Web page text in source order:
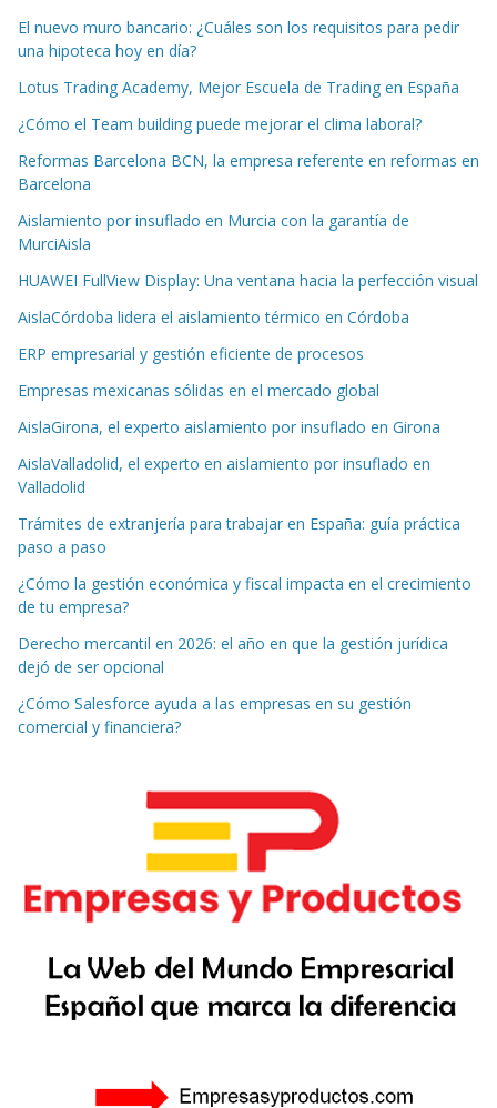
El nuevo muro bancario: ¿Cuáles son los requisitos para pedir
una hipoteca hoy en día?
Lotus Trading Academy, Mejor Escuela de Trading en España
¿Cómo el Team building puede mejorar el clima laboral?
Reformas Barcelona BCN, la empresa referente en reformas en
Barcelona
Aislamiento por insuflado en Murcia con la garantía de
MurciAisla
HUAWEI FullView Display: Una ventana hacia la perfección visual
AislaCórdoba lidera el aislamiento térmico en Córdoba
ERP empresarial y gestión eficiente de procesos
Empresas mexicanas sólidas en el mercado global
AislaGirona, el experto aislamiento por insuflado en Girona
AislaValladolid, el experto en aislamiento por insuflado en
Valladolid
Trámites de extranjería para trabajar en España: guía práctica
paso a paso
¿Cómo la gestión económica y fiscal impacta en el crecimiento
de tu empresa?
Derecho mercantil en 2026: el año en que la gestión jurídica
dejó de ser opcional
¿Cómo Salesforce ayuda a las empresas en su gestión
comercial y financiera?